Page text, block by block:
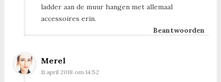
ladder aan de muur hangen met allemaal
accessoires erin.
Beantwoorden
Merel
11 april 2018 om 14:52